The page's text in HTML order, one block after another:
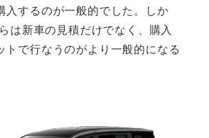
入するのが一般的でした。しか
は新車の見積だけでなく、購入
トで行なうのがより一般的になる